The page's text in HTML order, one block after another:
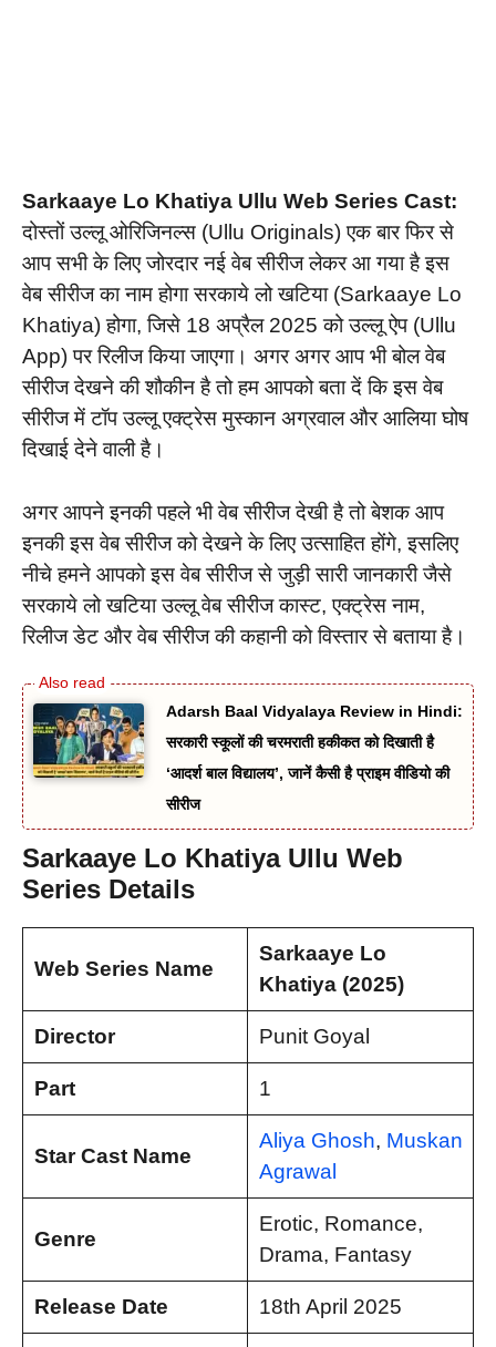
Sarkaaye Lo Khatiya Ullu Web Series Cast:
दोस्तों उल्लू ओरिजिनल्स (Ullu Originals) एक बार फिर से
आप सभी के लिए जोरदार नई वेब सीरीज लेकर आ गया है इस
वेब सीरीज का नाम होगा सरकाये लो खटिया (Sarkaaye Lo
Khatiya) होगा, जिसे 18 अप्रैल 2025 को उल्लू ऐप (Ullu
App) पर रिलीज किया जाएगा। अगर अगर आप भी बोल वेब
सीरीज देखने की शौकीन है तो हम आपको बता दें कि इस वेब
सीरीज में टॉप उल्लू एक्ट्रेस मुस्कान अग्रवाल और आलिया घोष
दिखाई देने वाली है।
अगर आपने इनकी पहले भी वेब सीरीज देखी है तो बेशक आप
इनकी इस वेब सीरीज को देखने के लिए उत्साहित होंगे, इसलिए
नीचे हमने आपको इस वेब सीरीज से जुड़ी सारी जानकारी जैसे
सरकाये लो खटिया उल्लू वेब सीरीज कास्ट, एक्ट्रेस नाम,
रिलीज डेट और वेब सीरीज की कहानी को विस्तार से बताया है।
Adarsh Baal Vidyalaya Review in Hindi:
सरकारी स्कूलों की चरमराती हकीकत को दिखाती है
‘आदर्श बाल विद्यालय’, जानें कैसी है प्राइम वीडियो की
सीरीज
Sarkaaye Lo Khatiya Ullu Web
Series Details
Web Series Name
Sarkaaye Lo
Khatiya(2025)
Director Punit Goyal
Part 1
Star Cast Name
Aliya Ghosh, Muskan
Agrawal
Genre
Erotic, Romance,
Drama, Fantasy
Release Date 18th April 2025